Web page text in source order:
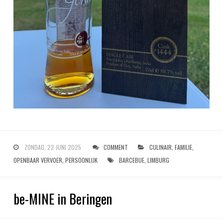
ZONDAG, 22 JUNI 2025 COMMENT CULINAIR FAMILIE,
OPENBAAR VERVOER PERSOONLIJK BARCEBUE, LIMBURG
be-MINE in Beringen